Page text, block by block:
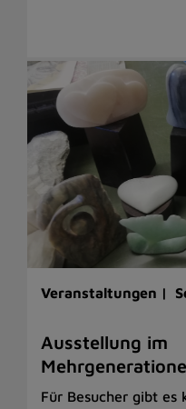
Veranstaltungen |
Ausstellung im
Für Besucher gibt es